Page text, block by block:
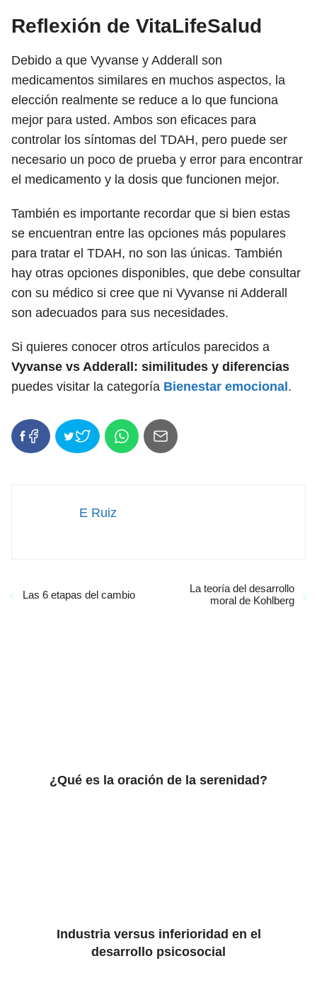
Reflexión de VitaLifeSalud
Debido a que Vyvanse y Adderall son
medicamentos similares en muchos aspectos, la
elección realmente se reduce a lo que funciona
mejor para usted. Ambos son eficaces para
controlar los síntomas del TDAH, pero puede ser
necesario un poco de prueba y error para encontrar
el medicamento y la dosis que funcionen mejor.
También es importante recordar que si bien estas
se encuentran entre las opciones más populares
para tratar el TDAH, no son las únicas. También
hay otras opciones disponibles, que debe consultar
con su médico si cree que ni Vyvanse ni Adderall
son adecuados para sus necesidades.
Si quieres conocer otros artículos parecidos a
Vyvanse vs Adderall: similitudes y diferencias
puedes visitar la categoría Bienestar emocional .
E Ruiz
Las 6 etapas del cambio
La teoría del desarrollo
moral de Kohlberg
¿Qué es la oración de la serenidad?
Industria versus inferioridad en el
desarrollo psicosocial